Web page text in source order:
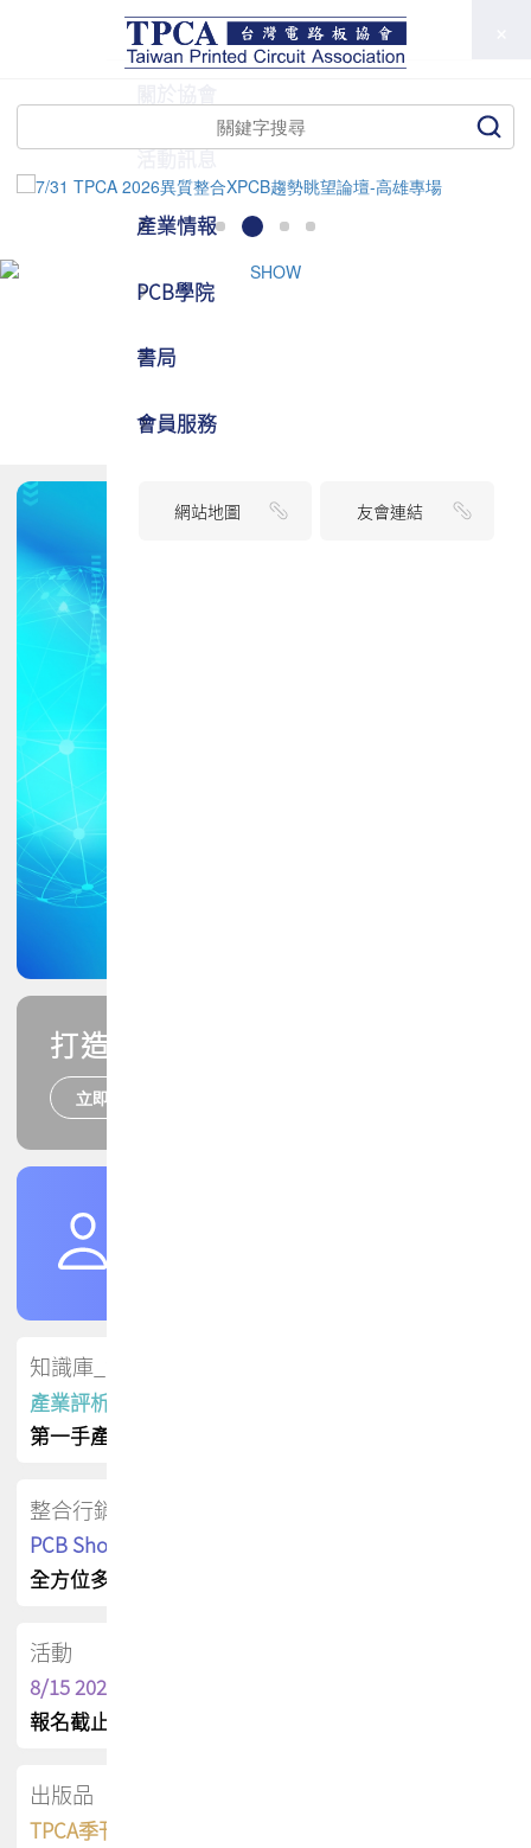
打造您的PCB專業技能
立即報名
知識庫_會員專屬
產業評析報告
第一手產業資訊
整合行銷
PCB Shop 採購指南
全方位多元曝光方案
活動
8/15 2026 TPCA健康盃保齡球聯誼賽
報名截止日 : 8/3 活動日期 : 8/15
出版品
TPCA季刊 FREE 線上版
TPCA
活動訊息
產業情報
PCB學院
書局
會員服務
網站地圖 友會連結